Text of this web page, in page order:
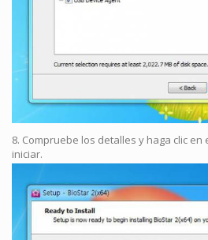
8. Compruebe los detalles y haga clic
iniciar.